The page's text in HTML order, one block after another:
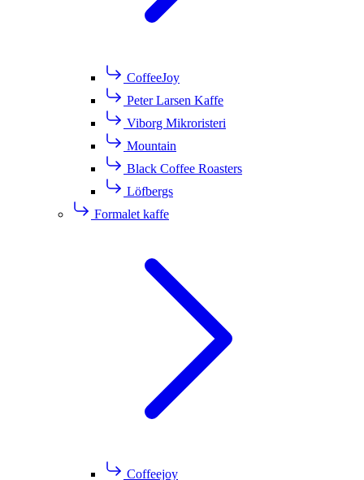
CoffeeJoy
Peter Larsen Kaffe
Viborg Mikroristeri
Mountain
Black Coffee Roasters
Löfbergs
Formalet kaffe
Coffeejoy